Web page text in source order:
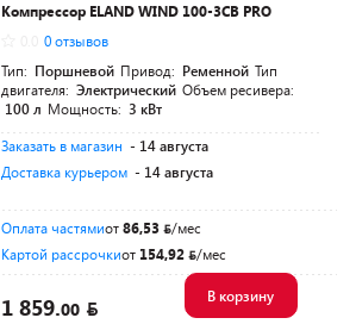
Компрессор ELAND WIND 100-3CB PRO
0 отзывов
Тип: Поршневой Привод: Ременной Тип
двигателя: Электрический Объем ресивера:
100 л Мощность: 3 кВт
Заказать в магазин - 14 августа
Доставка курьером - 14 августа
Оплата частямиот86,53
/мес
Картой рассрочкиот 154,92 /мес
1 859.00
В корзину